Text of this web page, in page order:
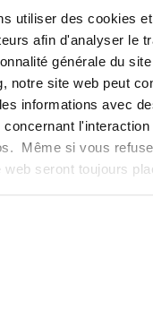
utiliser des cookies
afin d'analyser le
générale du
notre site web peut
informations avec
Même si vous
web seront toujours